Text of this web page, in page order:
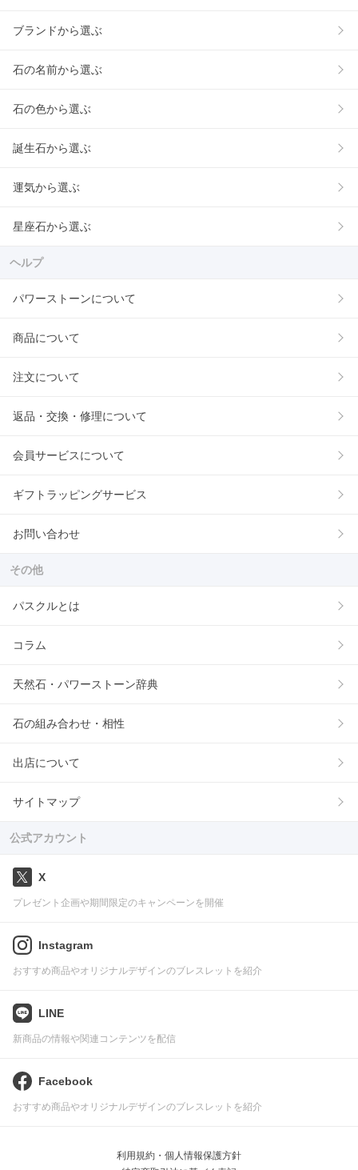
ブランドから選ぶ
石の名前から選ぶ
石の色から選ぶ
誕生石から選ぶ
運気から選ぶ
星座石から選ぶ
ヘルプ
パワーストーンについて
商品について
注文について
返品・交換・修理について
会員サービスについて
ギフトラッピングサービス
お問い合わせ
その他
パスクルとは
コラム
天然石・パワーストーン辞典
石の組み合わせ・相性
出店について
サイトマップ
公式アカウント
X
プレゼント企画や期間限定のキャンペーンを開催
Instagram
おすすめ商品やオリジナルデザインのブレスレットを紹介
LINE
新商品の情報や関連コンテンツを配信
Facebook
おすすめ商品やオリジナルデザインのブレスレットを紹介
利用規約・個人情報保護方針